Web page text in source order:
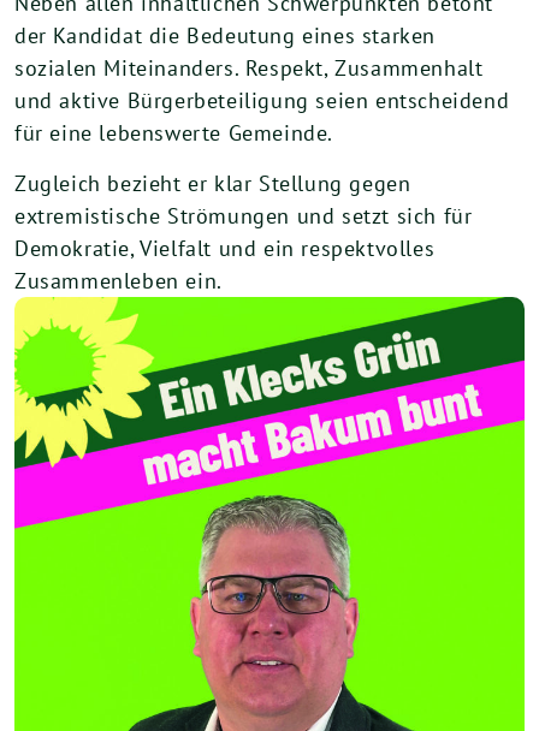
der Kandidat die Bedeutung eines starken
sozialen Miteinanders. Respekt, Zusammenhalt
und aktive Bürgerbeteiligung seien entscheidend
für eine lebenswerte Gemeinde.
Zugleich bezieht er klar Stellung gegen
extremistische Strömungen und setzt sich für
Demokratie, Vielfalt und ein respektvolles
Zusammenleben ein.